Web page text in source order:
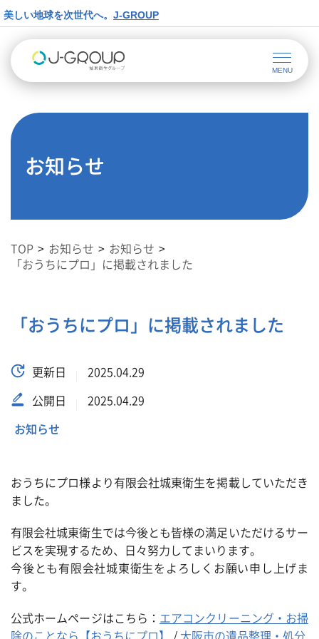
美しい地球を次世代へ。 J-GROUP
お知らせ
TOP お知らせ
お知らせ
「おうちにプロ」に掲載されました
「おうちにプロ」に掲載されました
更新日 2025.04.29
公開日 2025.04.29
お知らせ
おうちにプロ様より有限会社城東衛生を掲載していただき
ました。
有限会社城東衛生では今後とも皆様の満足いただけるサー
ビスを実現するため、日々努力してまいります。
今後とも有限会社城東衛生をよろしくお願い申し上げま
す。
公式ホームページはこちら： エアコンクリーニング・お掃
除のことなら【おうちにプロ】
/ 大阪市の遺品整理・処分